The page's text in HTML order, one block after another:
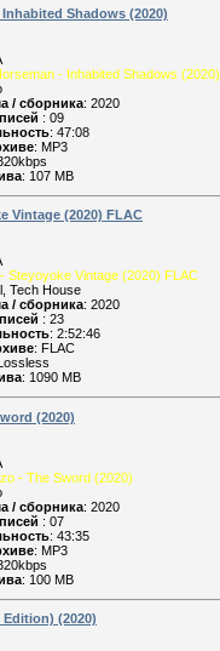
Shadows (2020)
- Inhabited Shadows (2020)
/ сборника: 2020
: 09
: 47:08
: MP3
: 107 MB
Vintage (2020) FLAC
Steyoyoke Vintage (2020) FLAC
Tech House
/ сборника: 2020
: 23
: 2:52:46
: FLAC
: 1090 MB
(2020)
- The Sword (2020)
/ сборника: 2020
: 07
: 43:35
: MP3
: 100 MB
Edition) (2020)